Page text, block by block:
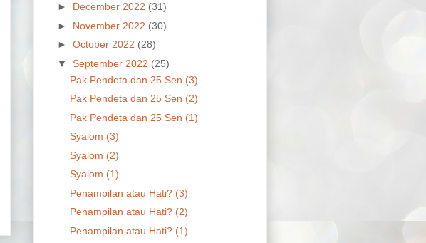
► December 2022 (31)
► November 2022 (30)
► October 2022 (28)
▼ September 2022 (25)
Pak Pendeta dan 25 Sen (3)
Pak Pendeta dan 25 Sen (2)
Pak Pendeta dan 25 Sen (1)
Syalom (3)
Syalom (2)
Syalom (1)
Penampilan atau Hati? (3)
Penampilan atau Hati? (2)
Penampilan atau Hati? (1)